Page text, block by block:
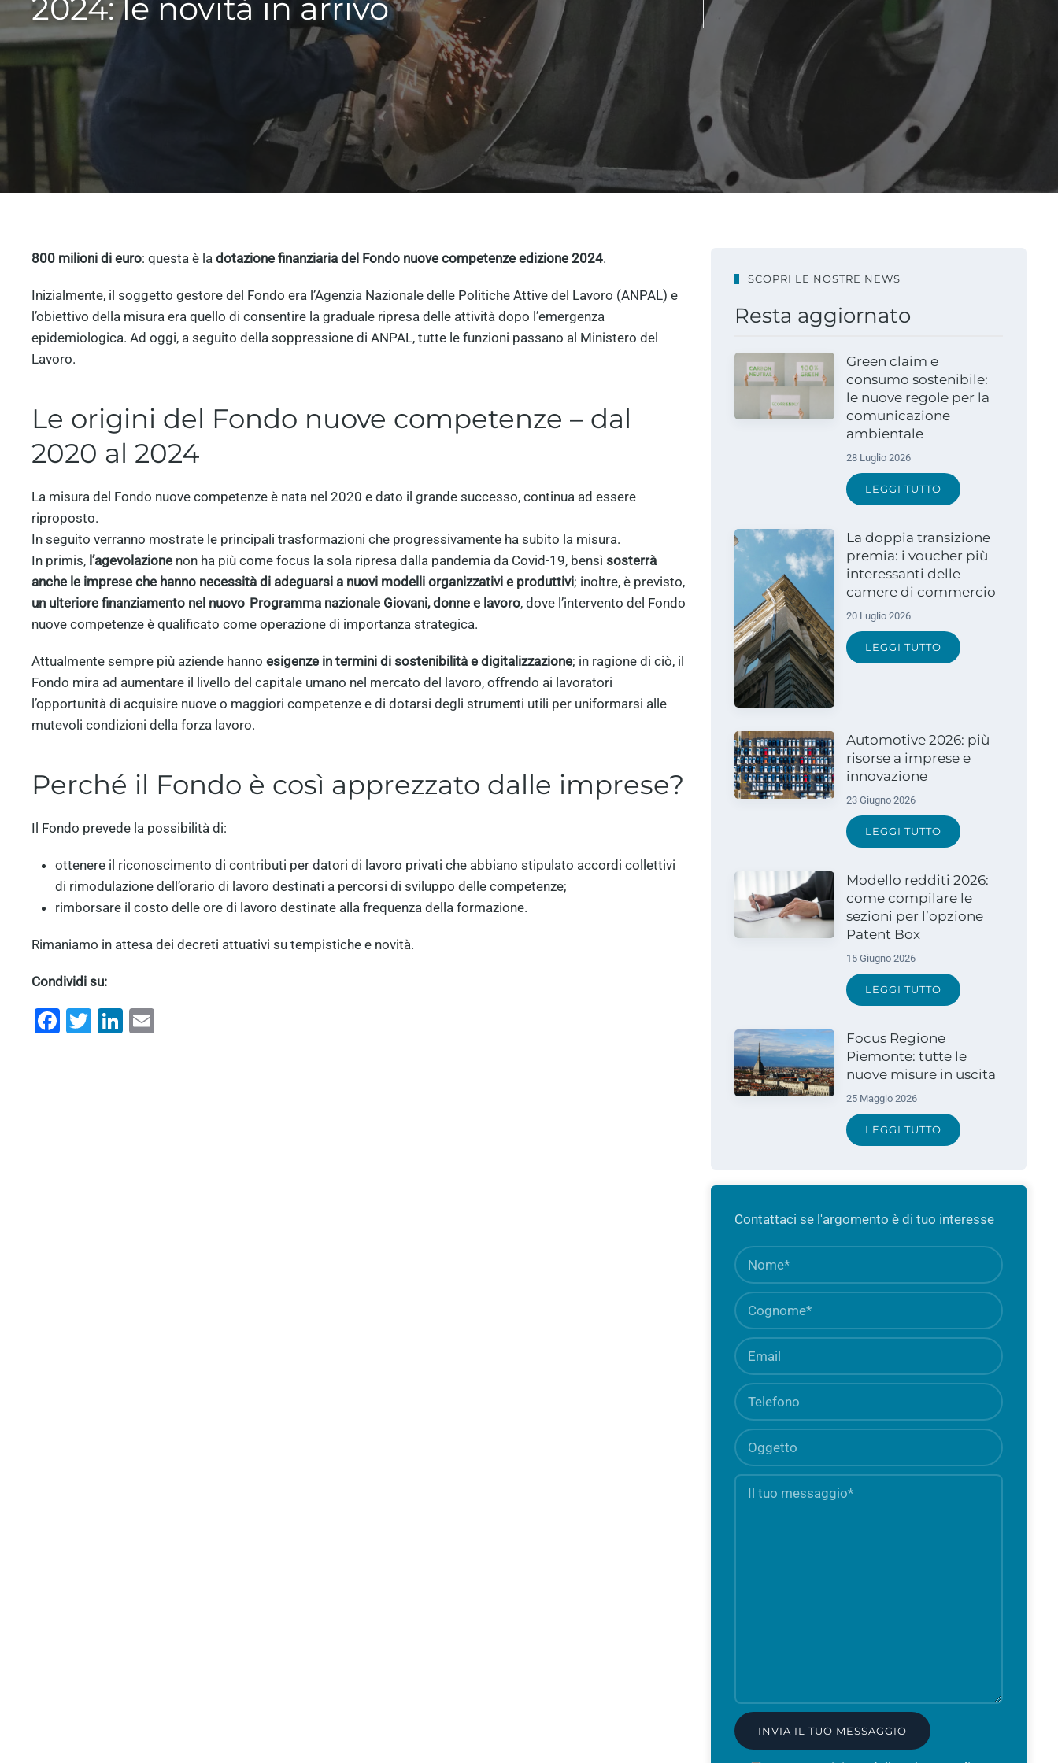
2024: le novità in arrivo
800 milioni di euro: questa è la dotazione finanziaria del Fondo nuove competenze edizione 2024.
Inizialmente, il soggetto gestore del Fondo era l’Agenzia Nazionale delle Politiche Attive del Lavoro (ANPAL) e
l’obiettivo della misura era quello di consentire la graduale ripresa delle attività dopo l’emergenza
epidemiologica. Ad oggi, a seguito della soppressione di ANPAL, tutte le funzioni passano al Ministero del
Lavoro.
Le origini del Fondo nuove competenze – dal
2020 al 2024
La misura del Fondo nuove competenze è nata nel 2020 e dato il grande successo, continua ad essere
riproposto.
In seguito verranno mostrate le principali trasformazioni che progressivamente ha subito la misura.
In primis, l’agevolazione non ha più come focus la sola ripresa dalla pandemia da Covid-19, bensì sosterrà
anche le imprese che hanno necessità di adeguarsi a nuovi modelli organizzativi e produttivi; inoltre, è previsto,
un ulteriore finanziamento nel nuovo Programma nazionale Giovani, donne e lavoro, dove l’intervento del Fondo
nuove competenze è qualificato come operazione di importanza strategica.
Attualmente sempre più aziende hanno esigenze in termini di sostenibilità e digitalizzazione; in ragione di ciò, il
Fondo mira ad aumentare il livello del capitale umano nel mercato del lavoro, offrendo ai lavoratori
l’opportunità di acquisire nuove o maggiori competenze e di dotarsi degli strumenti utili per uniformarsi alle
mutevoli condizioni della forza lavoro.
Perché il Fondo è così apprezzato dalle imprese?
Il Fondo prevede la possibilità di:
ottenere il riconoscimento di contributi per datori di lavoro privati che abbiano stipulato accordi collettivi
di rimodulazione dell’orario di lavoro destinati a percorsi di sviluppo delle competenze;
rimborsare il costo delle ore di lavoro destinate alla frequenza della formazione.
Rimaniamo in attesa dei decreti attuativi su tempistiche e novità.
Condividi su:
Facebook
TwitterLinkedIn
SCOPRI LE NOSTRE NEWS
Resta aggiornato
Green claim e
consumo sostenibile:
le nuove regole per la
comunicazione
ambientale
28 Luglio 2026
LEGGI TUTTO
La doppia transizione
premia: i voucher più
interessanti delle
camere di commercio
20 Luglio 2026
LEGGI TUTTO
Automotive 2026: più
risorse a imprese e
innovazione
23 Giugno 2026
LEGGI TUTTO
Modello redditi 2026:
come compilare le
sezioni per l’opzione
Patent Box
15 Giugno 2026
LEGGI TUTTO
Focus Regione
Piemonte: tutte le
nuove misure in uscita
25 Maggio 2026
LEGGI TUTTO
Contattaci se l'argomento è di tuo interesse
Nome
Cognome
Email
Telefono
Oggetto
Il
Campo